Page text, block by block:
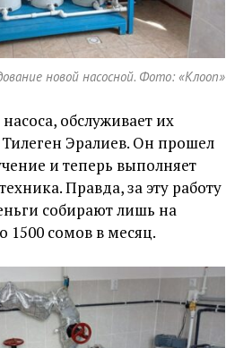
новой насосной. Фото: «Клооп»
обслуживает их
Эралиев. Он прошел
и теперь выполняет
Правда, за эту работу
собирают лишь на
1500 сомов в месяц.